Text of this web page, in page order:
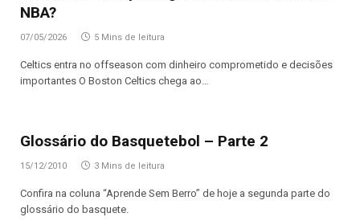
NBA?
07/05/2026 5 Mins de leitura
Celtics entra no offseason com dinheiro comprometido e decisões
importantes O Boston Celtics chega ao…
Glossário do Basquetebol – Parte 2
15/12/2010 3 Mins de leitura
Confira na coluna “Aprende Sem Berro” de hoje a segunda parte do
glossário do basquete.